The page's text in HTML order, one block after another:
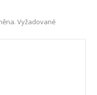
Vyžadované